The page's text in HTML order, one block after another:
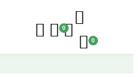
  0

 0